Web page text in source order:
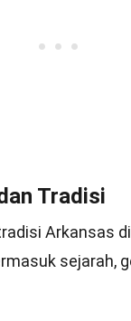
Tradisi
Arkansas
sejarah,